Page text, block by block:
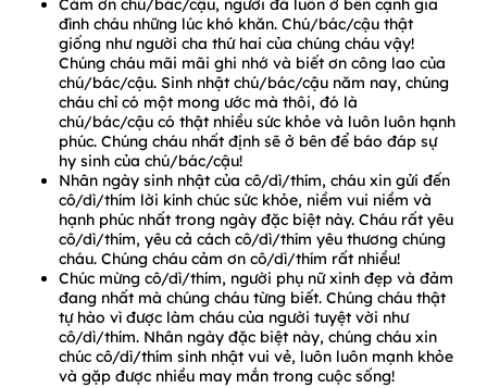
Cảm ơn chú/bác/cậu, người đã luôn ở bên cạnh gia
đình cháu những lúc khó khăn. Chú/bác/cậu thật
giống như người cha thứ hai của chúng cháu vậy!
Chúng cháu mãi mãi ghi nhớ và biết ơn công lao của
chú/bác/cậu. Sinh nhật chú/bác/cậu năm nay, chúng
cháu chỉ có một mong ước mà thôi, đó là
chú/bác/cậu có thật nhiều sức khỏe và luôn luôn hạnh
phúc. Chúng cháu nhất định sẽ ở bên để báo đáp sự
hy sinh của chú/bác/cậu!
Nhân ngày sinh nhật của cô/dì/thím, cháu xin gửi đến
cô/dì/thím lời kính chúc sức khỏe, niềm vui niềm và
hạnh phúc nhất trong ngày đặc biệt này. Cháu rất yêu
cô/dì/thím, yêu cả cách cô/dì/thím yêu thương chúng
cháu. Chúng cháu cảm ơn cô/dì/thím rất nhiều!
Chúc mừng cô/dì/thím, người phụ nữ xinh đẹp và đảm
đang nhất mà chúng cháu từng biết. Chúng cháu thật
tự hào vì được làm cháu của người tuyệt vời như
cô/dì/thím. Nhân ngày đặc biệt này, chúng cháu xin
chúc cô/dì/thím sinh nhật vui vẻ, luôn luôn mạnh khỏe
và gặp được nhiều may mắn trong cuộc sống!